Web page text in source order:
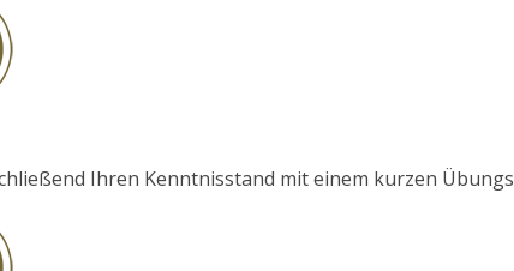
Ihren Kenntnisstand mit einem kurzen